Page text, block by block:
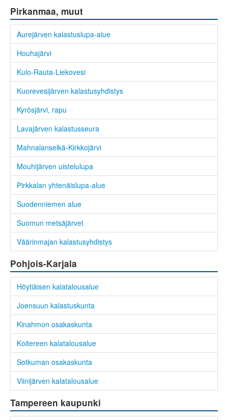
Pirkanmaa, muut
Aurejärven kalastuslupa-alue
Houhajärvi
Kulo-Rauta-Liekovesi
Kuorevesijärven kalastusyhdistys
Kyrösjärvi, rapu
Lavajärven kalastusseura
Mahnalanselkä-Kirkkojärvi
Mouhijärven uistelulupa
Pirkkalan yhtenäislupa-alue
Suodenniemen alue
Suomun metsäjärvet
Väärinmajan kalastusyhdistys
Pohjois-Karjala
Höytiäisen kalatalousalue
Joensuun kalastuskunta
Kinahmon osakaskunta
Koitereen kalatalousalue
Sotkuman osakaskunta
Viinijärven kalatalousalue
Tampereen kaupunki